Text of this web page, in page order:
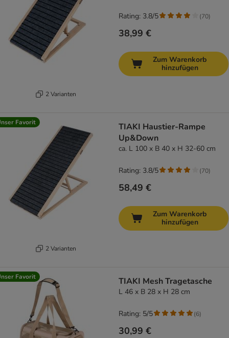
2 Varianten
38,99 €
Rating: 3.8/5 (70)
Zum Warenkorb
hinzufügen
Favorit
2 Varianten
TIAKI Haustier-Rampe
Up&Down
ca. L 100 x B 40 x H 32-60 cm
58,49 €
Rating: 3.8/5 (70)
Zum Warenkorb
hinzufügen
Favorit TIAKI Mesh Tragetasche
L 46 x B 28 x H 28 cm
30,99 €
Rating: 5/5 (6)